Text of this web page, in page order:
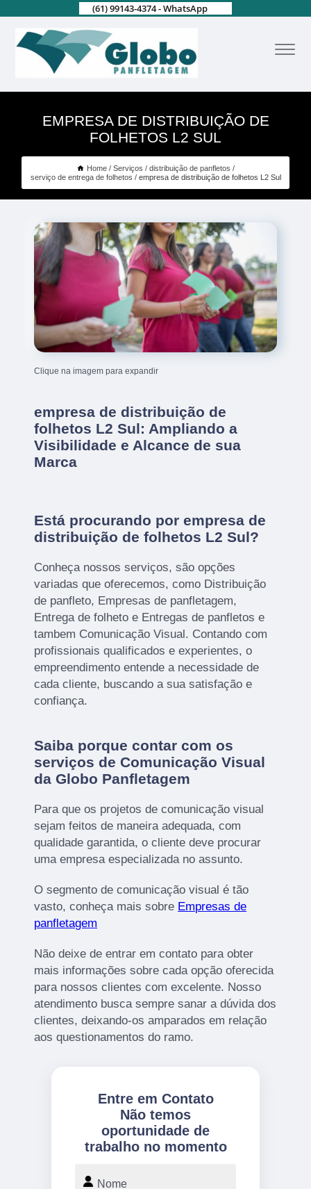
(61) 99143-4374 - WhatsApp
EMPRESA DE DISTRIBUIÇÃO DE
FOLHETOS L2 SUL
Home Serviços
distribuição de panfletos
serviço de entrega de folhetos
empresa de distribuição de folhetos L2 Sul
Clique na imagem para expandir
empresa de distribuição de
folhetos L2 Sul: Ampliando a
Visibilidade e Alcance de sua
Marca
Está procurando por empresa de
distribuição de folhetos L2 Sul?
Conheça nossos serviços, são opções
variadas que oferecemos, como Distribuição
de panfleto, Empresas de panfletagem,
Entrega de folheto e Entregas de panfletos e
tambem Comunicação Visual. Contando com
profissionais qualificados e experientes, o
empreendimento entende a necessidade de
cada cliente, buscando a sua satisfação e
confiança.
Saiba porque contar com os
serviços de Comunicação Visual
da Globo Panfletagem
Para que os projetos de comunicação visual
sejam feitos de maneira adequada, com
qualidade garantida, o cliente deve procurar
uma empresa especializada no assunto.
O segmento de comunicação visual é tão
vasto, conheça mais sobre Empresas de
panfletagem
Não deixe de entrar em contato para obter
mais informações sobre cada opção oferecida
para nossos clientes com excelente. Nosso
atendimento busca sempre sanar a dúvida dos
clientes, deixando-os amparados em relação
aos questionamentos do ramo.
Entre em Contato
Não temos
oportunidade de
trabalho no momento